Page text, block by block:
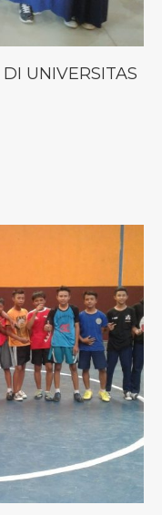
UNIVERSITAS